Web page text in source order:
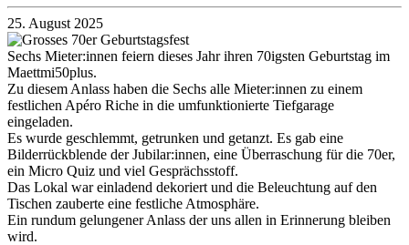
25. August 2025
Sechs Mieter:innen feiern dieses Jahr ihren 70igsten Geburtstag im
Maettmi50plus.
Zu diesem Anlass haben die Sechs alle Mieter:innen zu einem
festlichen Apéro Riche in die umfunktionierte Tiefgarage
eingeladen.
Es wurde geschlemmt, getrunken und getanzt. Es gab eine
Bilderrückblende der Jubilar:innen, eine Überraschung für die 70er,
ein Micro Quiz und viel Gesprächsstoff.
Das Lokal war einladend dekoriert und die Beleuchtung auf den
Tischen zauberte eine festliche Atmosphäre.
Ein rundum gelungener Anlass der uns allen in Erinnerung bleiben
wird.